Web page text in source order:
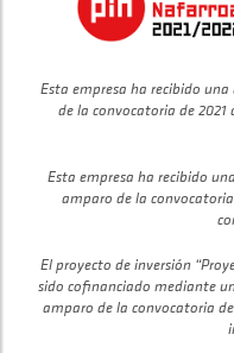
Esta empresa ha recibido
de la convocatoria de
Esta empresa ha recibido
amparo de la
El proyecto de inversión
sido cofinanciado mediante
amparo de la convocatoria